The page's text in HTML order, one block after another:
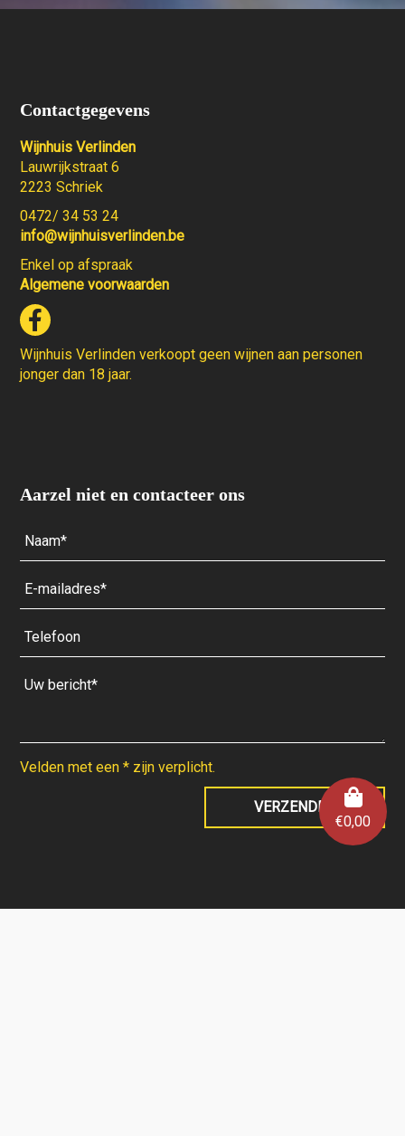
€0,00
Contactgegevens
Wijnhuis Verlinden
Lauwrijkstraat 6
2223 Schriek
0472/ 34 53 24
info@wijnhuisverlinden.be
Enkel op afspraak
Algemene voorwaarden
Wijnhuis Verlinden verkoopt geen wijnen aan personen
jonger dan 18 jaar.
Aarzel niet en contacteer ons
Velden met een * zijn verplicht.